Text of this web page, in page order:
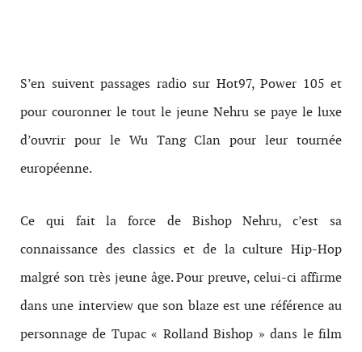
S’en suivent passages radio sur Hot97, Power 105 et
pour couronner le tout le jeune Nehru se paye le luxe
d’ouvrir pour le Wu Tang Clan pour leur tournée
européenne.
Ce qui fait la force de Bishop Nehru, c’est sa
connaissance des classics et de la culture Hip-Hop
malgré son très jeune âge. Pour preuve, celui-ci affirme
dans une interview que son blaze est une référence au
personnage de Tupac « Rolland Bishop » dans le film